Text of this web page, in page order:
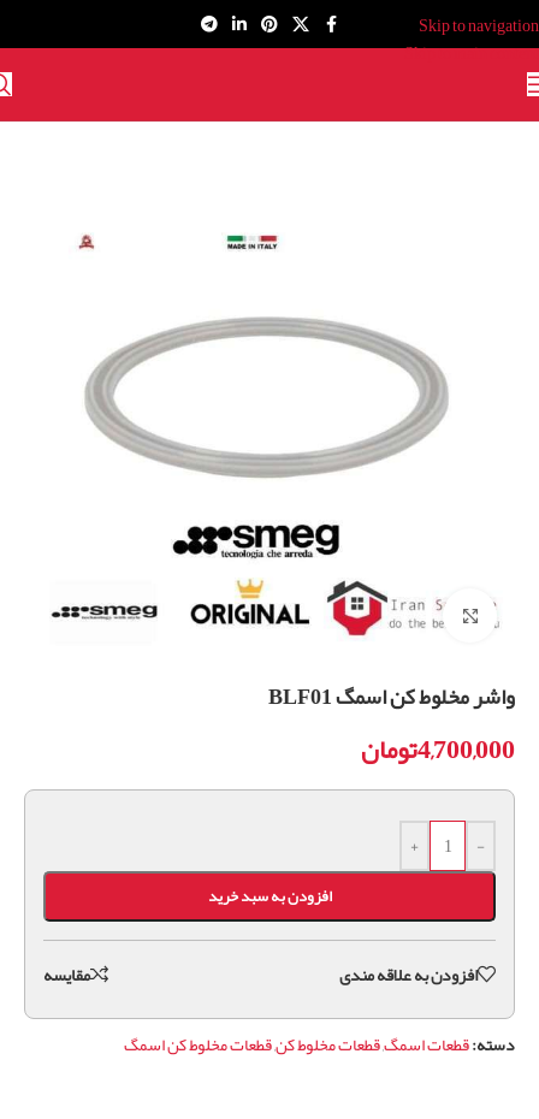
Skip to navigation
Skip to main content
برای بزرگنمایی کلیک کنید
واشر مخلوط کن اسمگ BLF01
4,700,000تومان
-
+
افزودن به سبد خرید
افزودن به علاقه مندی مقايسه
دسته:قطعات اسمگ,قطعات مخلوط کن,قطعات مخلوط کن اسمگ